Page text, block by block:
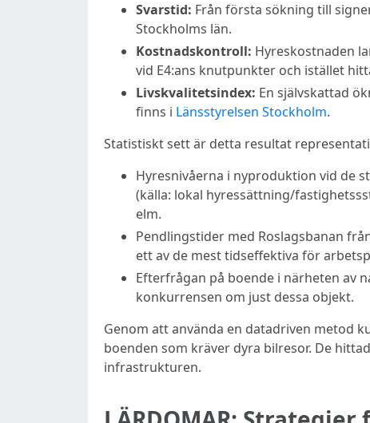
Svarstid: Från första sökning till
Stockholms län.
Kostnadskontroll: Hyreskostnaden
vid E4:ans knutpunkter och istället
Livskvalitetsindex: En självskattad
finns i Länsstyrelsen Stockholm.
Statistiskt sett är detta resultat
Hyresnivåerna i nyproduktion vid de
(källa: lokal hyressättning/
elm.
Pendlingstider med Roslagsbanan
ett av de mest tidseffektiva för
Efterfrågan på boende i närheten av
konkurrensen om just dessa objekt.
Genom att använda en datadriven metod
boenden som kräver dyra bilresor. De
infrastrukturen.